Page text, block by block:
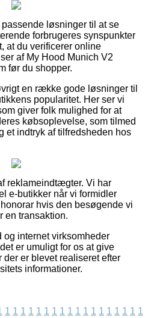
løsninger til at se
forbrugeres synspunkter
at du verificerer online
af My Hood Munich V2
før du shopper.
en række gode løsninger til
popularitet. Her ser vi
giver folk mulighed for at
købsoplevelse, som tilmed
et indtryk af tilfredsheden hos
reklameindtægter. Vi har
e-butikker når vi formidler
hvis den besøgende vi
en transaktion.
internet virksomheder
er umuligt for os at give
er blevet realiseret efter
informationer.
1 1 1 1 1 1 1 1 1 1 1 1 1 1 1 1 1 1